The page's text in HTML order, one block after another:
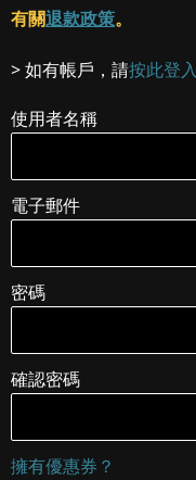
有關退款政策。
> 如有帳戶，請按此登入
使用者名稱
電子郵件
密碼
確認密碼
擁有優惠券？